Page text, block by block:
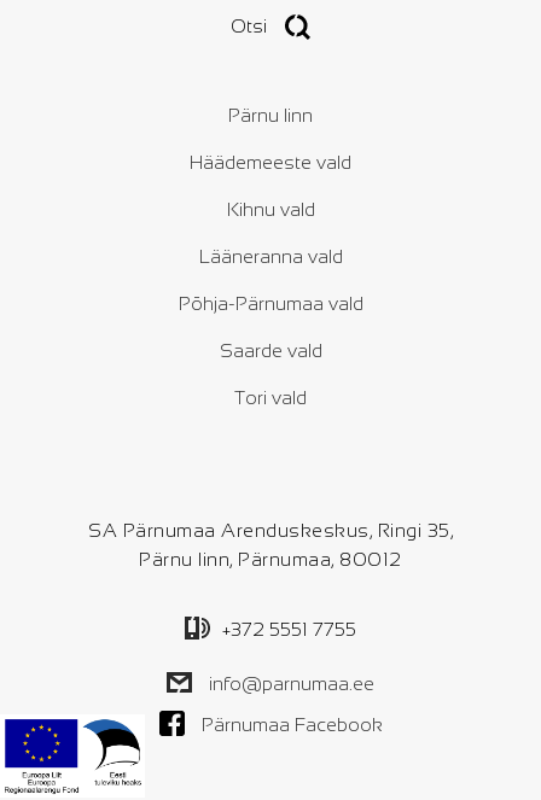
Otsi
Pärnu linn
Häädemeeste vald
Kihnu vald
Lääneranna vald
Põhja-Pärnumaa vald
Saarde vald
Tori vald
SA Pärnumaa Arenduskeskus, Ringi 35,
Pärnu linn, Pärnumaa, 80012
+372 5551 7755
info@parnumaa.ee
Pärnumaa Facebook